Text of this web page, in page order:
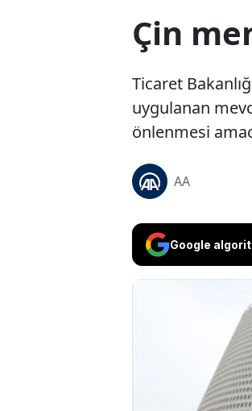
Çin
Ticaret
uygulanan
önlenmesi
AA
Google